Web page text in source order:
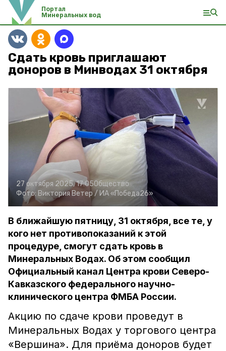
Портал
Минеральных вод
Сдать кровь приглашают
доноров в Минводах 31 октября
27 октября 2025, 17:05Общество
Фото: Виктория Ветер / ИА «Победа26»
В ближайшую пятницу, 31 октября, все те, у
кого нет противопоказаний к этой
процедуре, смогут сдать кровь в
Минеральных Водах. Об этом сообщил
Официальный канал Центра крови Северо-
Кавказского федерального научно-
клинического центра ФМБА России.
Акцию по сдаче крови проведут в
Минеральных Водах у торгового центра
«Вершина». Для приёма доноров будет